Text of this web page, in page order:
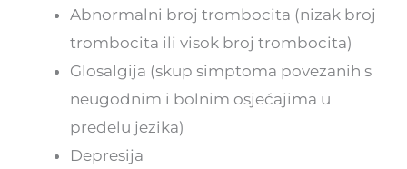
Abnormalni broj trombocita (nizak broj
trombocita ili visok broj trombocita)
Glosalgija (skup simptoma povezanih s
neugodnim i bolnim osjećajima u
predelu jezika)
Depresija